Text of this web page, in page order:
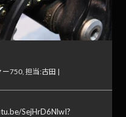
ー750, 担当:古田 |
SejHrD6NlwI?